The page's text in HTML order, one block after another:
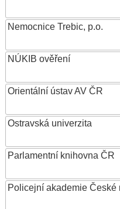
Nemocnice Trebic, p.o.
NÚKIB ověření
Orientální ústav AV ČR
Ostravská univerzita
Parlamentní knihovna ČR
Policejní akademie České